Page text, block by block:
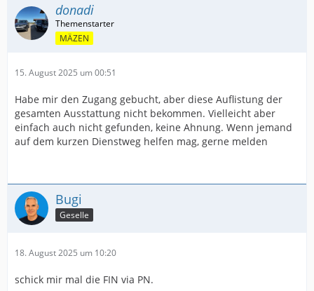
donadi
MÄZEN
15. August 2025 um 00:51
Habe mir den Zugang gebucht, aber diese Auflistung der
gesamten Ausstattung nicht bekommen. Vielleicht aber
einfach auch nicht gefunden, keine Ahnung. Wenn jemand
auf dem kurzen Dienstweg helfen mag, gerne melden
Bugi
Geselle
18. August 2025 um 10:20
schick mir mal die FIN via PN.